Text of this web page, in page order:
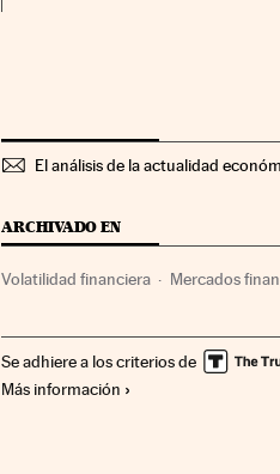
El análisis de la actualidad
ARCHIVADO EN
Volatilidad financiera Mercados
Se adhiere a los criterios de
Más información